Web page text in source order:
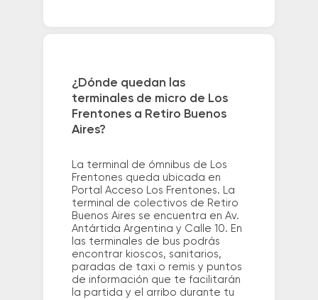
¿Dónde quedan las
terminales de micro de Los
Frentones a Retiro Buenos
Aires?
La terminal de ómnibus de Los
Frentones queda ubicada en
Portal Acceso Los Frentones. La
terminal de colectivos de Retiro
Buenos Aires se encuentra en Av.
Antártida Argentina y Calle 10. En
las terminales de bus podrás
encontrar kioscos, sanitarios,
paradas de taxi o remis y puntos
de información que te facilitarán
la partida y el arribo durante tu